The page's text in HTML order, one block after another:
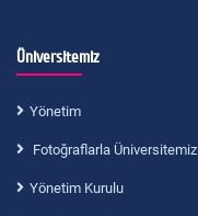
Üniversitemiz
Yönetim
Fotoğraflarla Üniversitemiz
Yönetim Kurulu